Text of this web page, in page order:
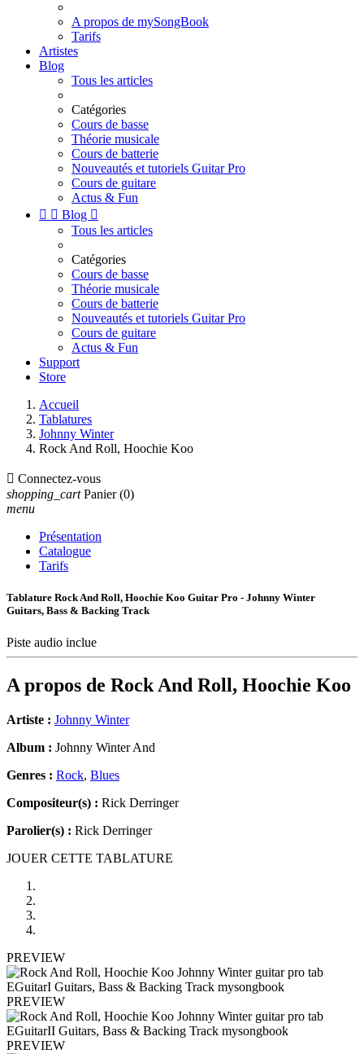
A propos de mySongBook
Tarifs
Artistes
Blog
Tous les articles
Catégories
Cours de basse
Théorie musicale
Cours de batterie
Nouveautés et tutoriels Guitar Pro
Cours de guitare
Actus & Fun
  Blog 
Tous les articles
Catégories
Cours de basse
Théorie musicale
Cours de batterie
Nouveautés et tutoriels Guitar Pro
Cours de guitare
Actus & Fun
Support
Store
Accueil
Tablatures
Johnny Winter
Rock And Roll, Hoochie Koo
 Connectez-vous
shopping_cart Panier (0)
menu
Présentation
Catalogue
Tarifs
Tablature Rock And Roll, Hoochie Koo Guitar Pro - Johnny Winter
Guitars, Bass & Backing Track
Piste audio inclue
A propos de Rock And Roll, Hoochie Koo
Artiste : Johnny Winter
Album : Johnny Winter And
Genres : Rock, Blues
Compositeur(s) : Rick Derringer
Parolier(s) : Rick Derringer
JOUER CETTE TABLATURE
PREVIEW
PREVIEW
PREVIEW